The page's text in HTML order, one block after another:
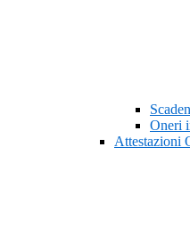
Oneri
Attestazioni